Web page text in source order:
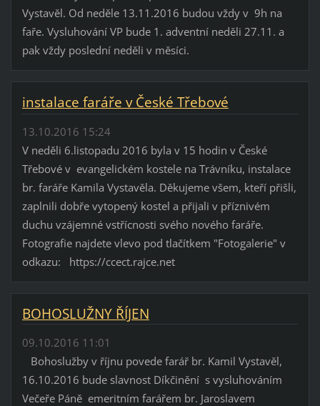
Vystavěl. Od neděle 13.11.2016 budou vždy v 9h na
faře. Vysluhování VP bude 1. adventní neděli 27.11. a
pak vždy poslední neděli v měsíci.
instalace faráře v České Třebové
13.10.2016 15:24
V neděli 6.listopadu 2016 byla v 15 hodin v České
Třebové v evangelickém kostele na Trávníku, instalace
br. faráře Kamila Vystavěla. Děkujeme všem, kteří přišli,
zaplnili dobře vytopený kostel a přijali v příznivém
duchu vzájemné vstřícnosti svého nového faráře.
Fotografie najdete vlevo pod tlačítkem "Fotogalerie" v
odkazu: https://ccect.rajce.net
BOHOSLUŽNY ŘÍJEN
09.10.2016 11:01
Bohoslužby v říjnu povede farář br. Kamil Vystavěl,
16.10.2016 bude slavnost Díkčinění s vysluhováním
Večeře Páně emeritním farářem br. Jaroslavem